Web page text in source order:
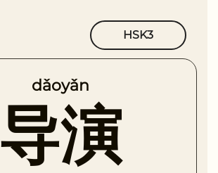
HSK3
dǎoyǎn
导演